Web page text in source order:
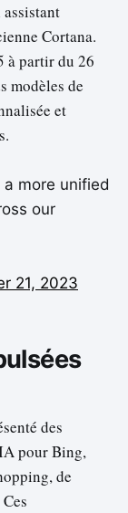
Cortana.
à partir du 26
modèles de
et
more unified
our
21, 2023
des
pour Bing,
de